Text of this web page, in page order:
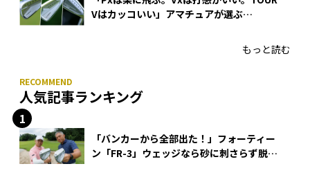
Vはカッコいい」アマチュアが選ぶ
もっと読む
人気記事ランキング
「バンカーから全部出た！」フォーティー
ン「FR-3」ウェッジなら砂に刺さらず脱出